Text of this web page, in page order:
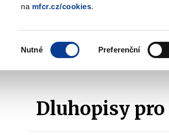
na mfcr.cz/cookies.
Nutné Preferenční
submenu
politika
V médiích
Dluhopisy